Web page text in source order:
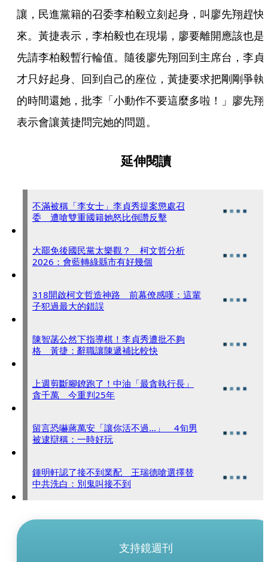
讓，民進黨籍的召委李柏毅立刻起身，叫廖先翔趕快
來。黃捷表示，李柏毅也在現場，廖要離開應該也是
先請李柏毅暫行輪值。隨後廖先翔回到主席台，李貞
才只好起身、回到自己的座位，黃捷要求把剛剛爭執
的時間還她，批李「小動作不要這麼多啦！」廖先翔
表示會讓黃捷問完她的問題。
延伸閱讀
不滿被稱「李女士」李貞秀提案懲處召
委 遭嗆雙重國籍她怒比倒讚反擊
大罷免後國民黨太樂觀？ 柯文哲分析
2026：會藍轉綠縣市有好幾個
318開啟柯文哲造神路 前幕僚感嘆：這輩
子犯過最大的錯誤
陳智菡公然下指導棋！李貞秀遭批不夠
格 黃捷：辭職讓陳遞補比較快
上週剪斷腳鐐跑了！中油「最貪執行長」
貪千萬 今重判25年
留言恐嚇蔣萬安「讓你活不過...」 4旬男
被逮辯稱：一時好玩
鍾明軒認了接不到業配 王瑞德嗆選擇替
中共洗白：別鬼叫接不到
支持鏡週刊